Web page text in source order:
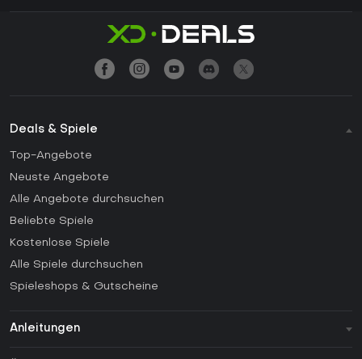
Deals & Spiele
Top-Angebote
Neuste Angebote
Alle Angebote durchsuchen
Beliebte Spiele
Kostenlose Spiele
Alle Spiele durchsuchen
Spieleshops & Gutscheine
Anleitungen